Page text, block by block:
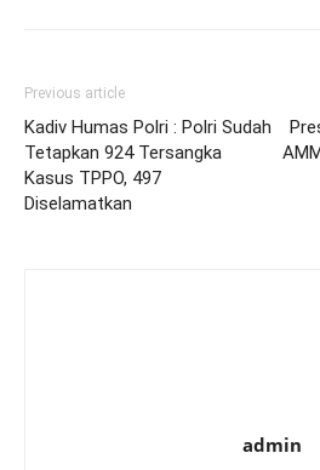
Previous article
Kadiv Humas Polri : Polri Sudah
Tetapkan 924 Tersangka
Kasus TPPO, 497
Diselamatkan
admin